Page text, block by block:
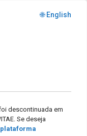
🌐 English
descontinuada em
Se deseja
plataforma